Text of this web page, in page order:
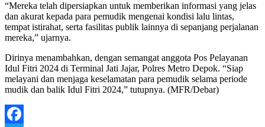
“Mereka telah dipersiapkan untuk memberikan informasi yang jelas
dan akurat kepada para pemudik mengenai kondisi lalu lintas,
tempat istirahat, serta fasilitas publik lainnya di sepanjang perjalanan
mereka,” ujarnya.
Dirinya menambahkan, dengan semangat anggota Pos Pelayanan
Idul Fitri 2024 di Terminal Jati Jajar, Polres Metro Depok. “Siap
melayani dan menjaga keselamatan para pemudik selama periode
mudik dan balik Idul Fitri 2024,” tutupnya. (MFR/Debar)